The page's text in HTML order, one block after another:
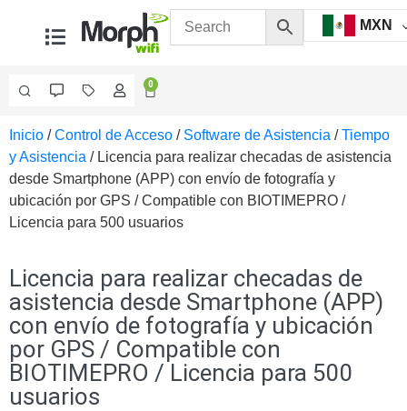
MXN
0
Videovigilancia
Accesorios
Generales
Accesorios
Ethernet y
para
Computadora
y
SmartphonesCajas
de
InterconexiónControladores
PTZGabinetes
Inicio /Control de Acceso / Software de Asistencia /Tiempo
y Asistencia / Licencia para realizar checadas de asistencia
desde Smartphone (APP) con envío de fotografía y
ubicación por GPS / Compatible con BIOTIMEPRO /
Licencia para 500 usuarios
Licencia para realizar checadas de
asistencia desde Smartphone (APP)
con envío de fotografía y ubicación
por GPS / Compatible con
BIOTIMEPRO / Licencia para 500
usuarios